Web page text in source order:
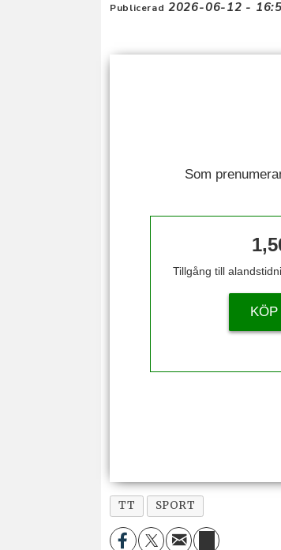
Publicerad 2026-06-12 -
Som
Tillgång till
TT SPORT